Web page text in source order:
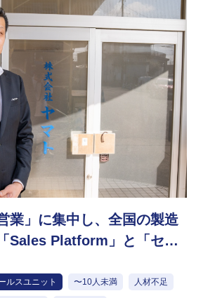
業」に集中し、全国の製造
Sales Platform」と「セー
の連携が生む新体制
ルスユニット 〜10人未満 人材不足